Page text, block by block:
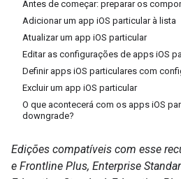
Antes de começar: preparar os
Adicionar um app iOS particular à lista
Atualizar um app iOS particular
Editar as configurações de apps iOS
Definir apps iOS particulares com
Excluir um app iOS particular
O que acontecerá com os apps iOS
downgrade?
Edições compatíveis com esse
e Frontline Plus, Enterprise